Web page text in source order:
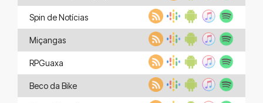
Spin de Notícias
Miçangas
RPGuaxa
Beco da Bike